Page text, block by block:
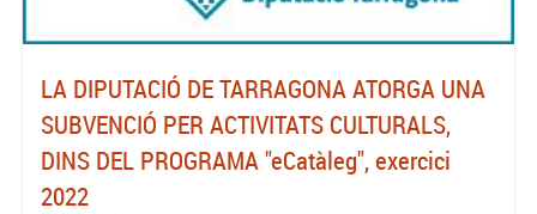
LA DIPUTACIÓ DE TARRAGONA ATORGA UNA
SUBVENCIÓ PER ACTIVITATS CULTURALS,
DINS DEL PROGRAMA "eCatàleg", exercici
2022